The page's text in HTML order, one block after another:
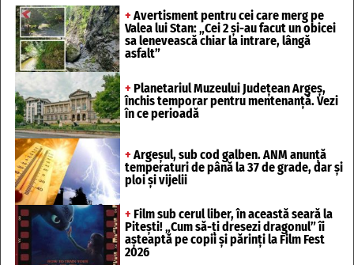
+ Avertisment pentru cei care merg pe
Valea lui Stan: „Cei 2 și-au facut un obicei
sa lenevească chiar la intrare, lângă
asfalt”
+ Planetariul Muzeului Județean Argeș,
închis temporar pentru mentenanță. Vezi
în ce perioadă
+ Argeșul, sub cod galben. ANM anunță
temperaturi de până la 37 de grade, dar și
ploi și vijelii
+ Film sub cerul liber, în această seară la
Pitești! „Cum să-ți dresezi dragonul” îi
așteaptă pe copii și părinți la Film Fest
2026